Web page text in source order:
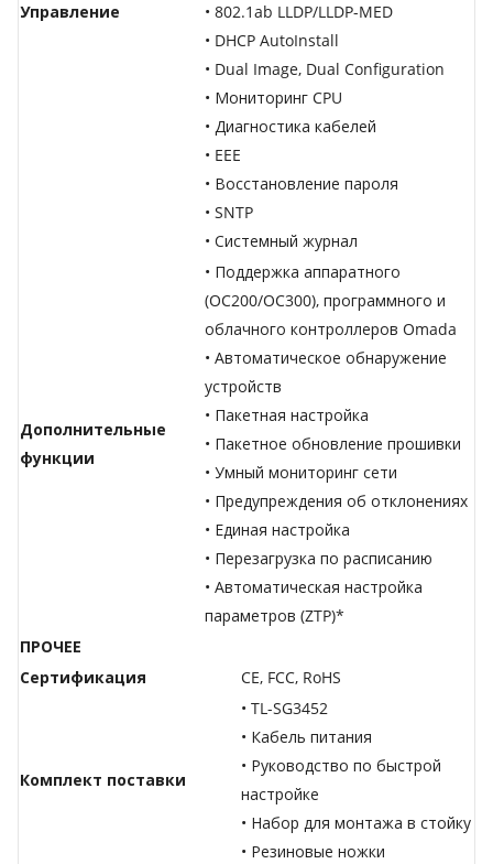
Управление
• 802.1ab LLDP/LLDP-MED
• DHCP AutoInstall
• Dual Image, Dual Configuration
• Мониторинг CPU
• Диагностика кабелей
• EEE
• Восстановление пароля
• SNTP
• Системный журнал
Дополнительные
функции
• Поддержка аппаратного
(OC200/OC300), программного и
облачного контроллеров Omada
• Автоматическое обнаружение
устройств
• Пакетная настройка
• Пакетное обновление прошивки
• Умный мониторинг сети
• Предупреждения об отклонениях
• Единая настройка
• Перезагрузка по расписанию
• Автоматическая настройка
параметров (ZTP)*
ПРОЧЕЕ
Сертификация
CE, FCC, RoHS
Комплект поставки
• TL-SG3452
• Кабель питания
• Руководство по быстрой
настройке
• Набор для монтажа в стойку
• Резиновые ножки